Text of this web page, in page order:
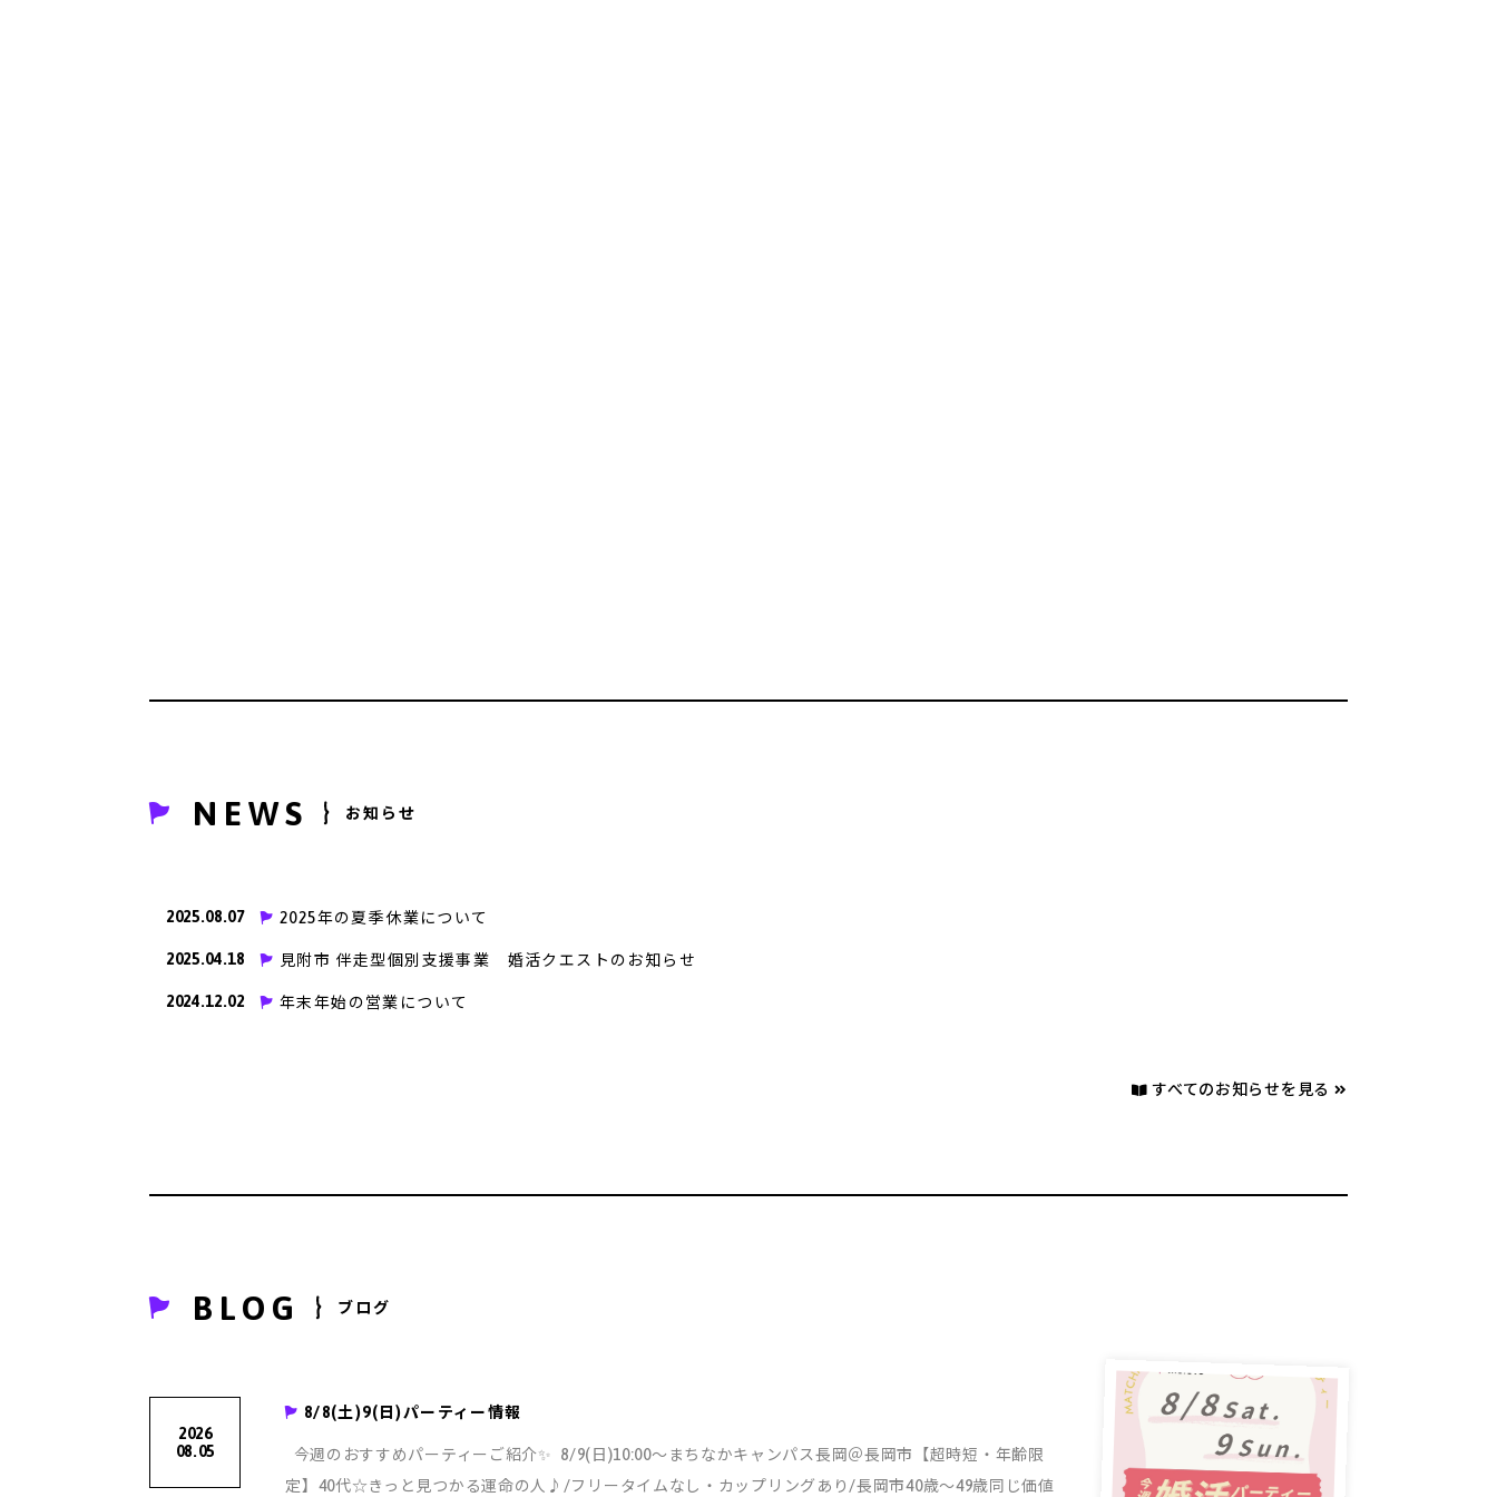
NEWS お知らせ
2025.08.07 2025年の夏季休業について
2025.04.18 見附市 伴走型個別支援事業 婚活クエストのお知らせ
2024.12.02 年末年始の営業について
すべてのお知らせを見る
BLOG ブログ
2026
08.05
8/8(土)9(日)パーティー情報
今週のおすすめパーティーご紹介✨ 8/9(日)10:00〜まちなかキャンパス長岡＠長岡市【超時短・年齢限
定】40代☆きっと見つかる運命の人♪/フリータイムなし・カップリングあり/長岡市40歳〜49歳同じ価値